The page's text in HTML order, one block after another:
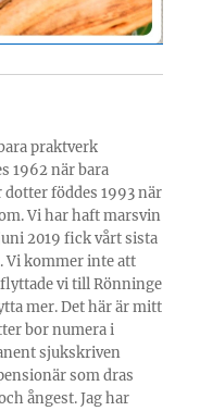
praktverk
1962 när bara
dotter föddes 1993 när
Vi har haft marsvin
2019 fick vårt sista
Vi kommer inte att
vi till Rönninge
mer. Det här är mitt
bor numera i
sjukskriven
som dras
ångest. Jag har